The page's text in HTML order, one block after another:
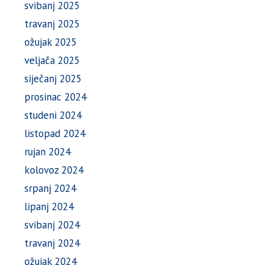
svibanj 2025
travanj 2025
ožujak 2025
veljača 2025
siječanj 2025
prosinac 2024
studeni 2024
listopad 2024
rujan 2024
kolovoz 2024
srpanj 2024
lipanj 2024
svibanj 2024
travanj 2024
ožujak 2024